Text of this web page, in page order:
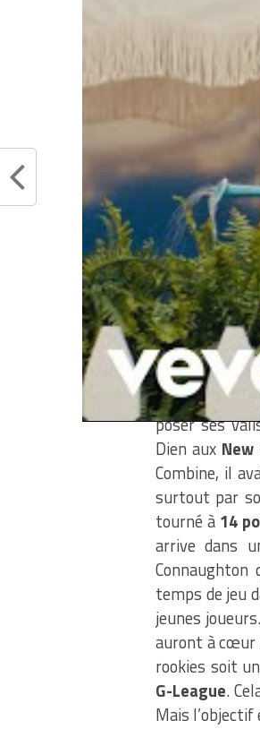
S’il a fallu
moins longue
les Denver
points (65%
élu
sa loi en
backups du
contrat de la
pour gagner
—
Et enfin, il est
poser ses
Dien aux
Combine, il
surtout par
tourné à 14
arrive dans
temps de jeu
jeunes
auront à cœur
rookies soit
G-League.
Mais